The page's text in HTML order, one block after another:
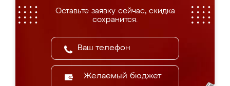
Оставьте заявку сейчас, скидка
сохранится.
Желаемый бюджет